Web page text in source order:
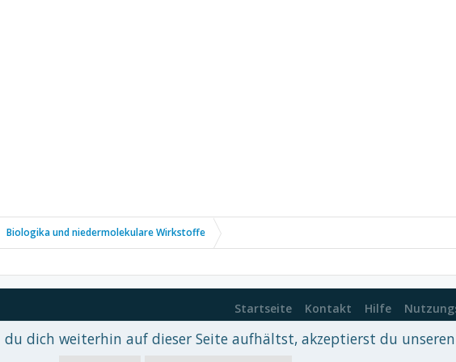
Biologika und niedermolekulare Wirkstoffe
Startseite Kontakt Hilfe
©2010-2017
du dich weiterhin auf dieser Seite aufhältst, akzeptierst du